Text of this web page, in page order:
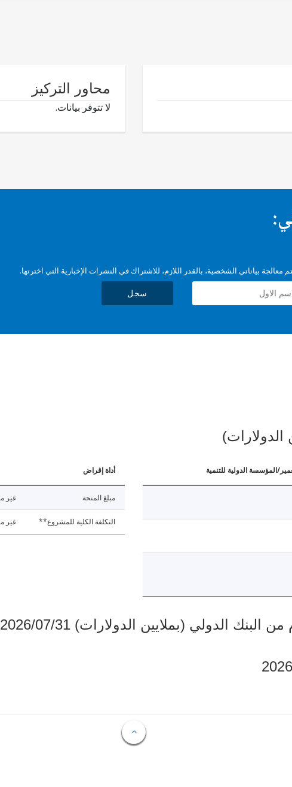
محاور التركيز
لا تتوفر بيانات.
بياناتي الشخصية، بالقدر اللازم، للاشتراك في النشرات الإخبارية التي اخترتها.
سجل
الدولارات)
المؤسسة الدولية للتنمية أداة إقراض
مبلغ المنحة غير
التكلفة الكلية للمشروع** غير
الدولي (بملايين الدولارات) 2026/07/31